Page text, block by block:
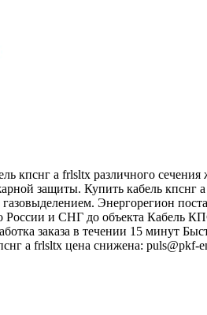
кпснг а frlsltx различного
защиты. Купить кабель
Энергорегион
России и СНГ до объекта Кабель
заказа в течении 15 минут
а frlsltx цена снижена: puls@pkf-